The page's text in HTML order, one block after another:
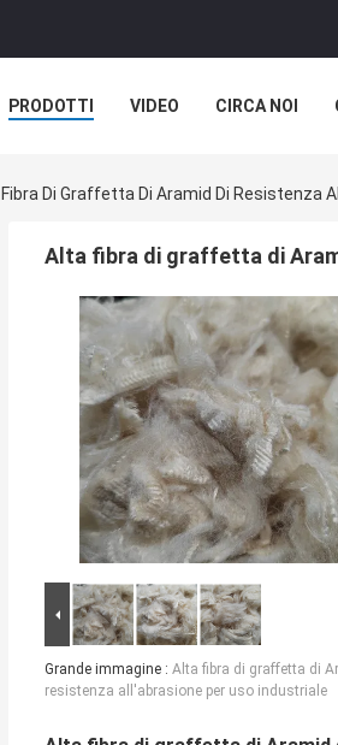
PRODOTTI VIDEO CIRCA NOI
Di Graffetta Di Aramid Di Resistenza
Alta fibra di graffetta di
Grande immagine : Alta fibra di graffetta di
resistenza all'abrasione per uso industriale